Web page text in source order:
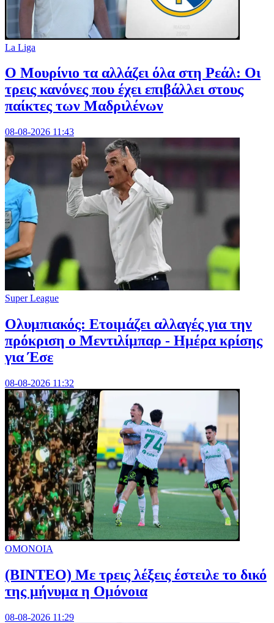
La Liga
Ο Μουρίνιο τα αλλάζει όλα στη Ρεάλ: Οι
τρεις κανόνες που έχει επιβάλλει στους
παίκτες των Μαδριλένων
08-08-2026 11:43
Super League
Ολυμπιακός: Ετοιμάζει αλλαγές για την
πρόκριση ο Μεντιλίμπαρ - Ημέρα κρίσης
για Έσε
08-08-2026 11:32
ΟΜΟΝΟΙΑ
(ΒΙΝΤΕΟ) Με τρεις λέξεις έστειλε το δικό
της μήνυμα η Ομόνοια
08-08-2026 11:29